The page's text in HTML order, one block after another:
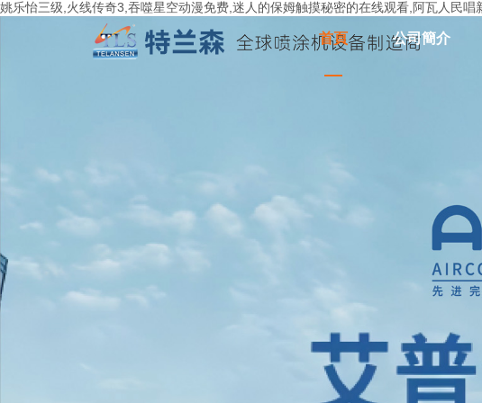
姚乐怡三级,火线传奇3,吞噬星空动漫免费,迷人的保姆触摸秘密的在线观看,阿瓦人民
首頁 公司簡介